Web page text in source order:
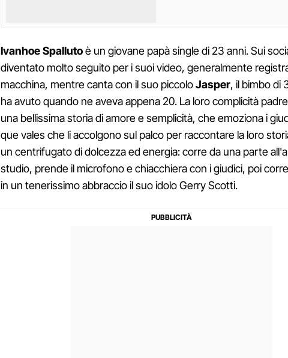
Ivanhoe Spallutoè un giovane papà single di 23 anni. Sui
diventato molto seguito per i suoi video, generalmente
macchina, mentre canta con il suo piccoloJasper, il bimbo di
ha avuto quando ne aveva appena 20. La loro complicità
una bellissima storia di amore e semplicità, che emoziona i
que vales che li accolgono sul palco per raccontare la loro
un centrifugato di dolcezza ed energia: corre da una parte
studio, prende il microfono e chiacchiera con i giudici, poi
in un tenerissimo abbraccio il suo idolo Gerry Scotti.